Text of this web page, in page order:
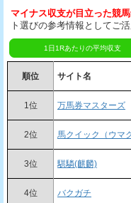
マイナス収支が目立った競
ト選びの参考情報としてご
1日1Rあたりの平均収支
順位 サイト名
1位 万馬券マスターズ
2位 馬クイック（ウマ
3位 騏驎(麒麟)
4位 バクガチ